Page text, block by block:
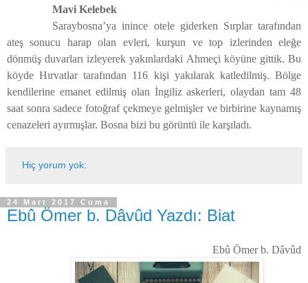
Mavi Kelebek
Saraybosna’ya inince otele giderken Sırplar tarafından
ateş sonucu harap olan evleri, kurşun ve top izlerinden eleğe
dönmüş duvarları izleyerek yakınlardaki Ahmeçi köyüne gittik. Bu
köyde Hırvatlar tarafından 116 kişi yakılarak katledilmiş. Bölge
kendilerine emanet edilmiş olan İngiliz askerleri, olaydan tam 48
saat sonra sadece fotoğraf çekmeye gelmişler ve birbirine kaynamış
cenazeleri ayırmışlar. Bosna bizi bu görüntü ile karşıladı.
Hiç yorum yok:
24 Mart 2017 Cuma
Ebû Ömer b. Dâvûd Yazdı: Biat
Ebû Ömer b. Dâvûd